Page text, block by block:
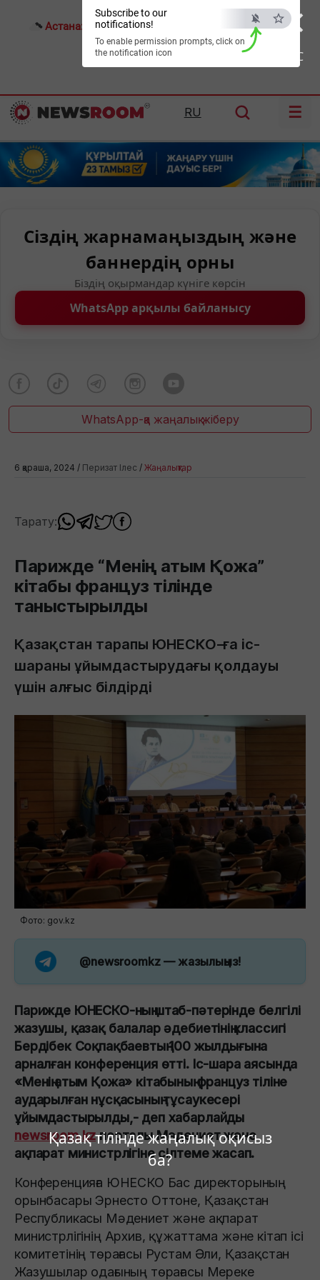
×
ESC
Қазақ тілінде жаңалық оқисыз
ба?
Subscribe to our
notifications!
To enable permission prompts, click on
the notification icon
Астана: 22°C Алматы: Шымкент:34°C
RU ☰
Сіздің жарнамаңыздың және
баннердің орны
Біздің оқырмандар күніге көрсін
WhatsApp арқылы байланысу
WhatsApp-қа жаңалық жіберу
6 қараша, 2024 / Перизат Ілес / Жаңалықтар
Тарату:
Парижде “Менің атым Қожа”
кітабы француз тілінде
таныстырылды
Қазақстан тарапы ЮНЕСКО-ға іс-
шараны ұйымдастырудағы қолдауы
үшін алғыс білдірді
Фото: gov.kz
@newsroomkz — жазылыңыз!
Парижде ЮНЕСКО-ның штаб-пәтерінде белгілі
жазушы, қазақ балалар әдебиетінің классигі
Бердібек Соқпақбаевтың 100 жылдығына
арналған конференция өтті. Іс-шара аясында
«Менің атым Қожа» кітабының француз тіліне
аударылған нұсқасының тұсаукесері
ұйымдастырылды,- деп хабарлайды
newsroom.kzпорталы Мәдениет және
ақпарат министрлігіне сілтеме жасап.
Конференцияға ЮНЕСКО Бас директорының
орынбасары Эрнесто Оттоне, Қазақстан
Республикасы Мәдениет және ақпарат
министрлігінің Архив, құжаттама және кітап ісі
комитетінің төрағасы Рустам Әли, Қазақстан
Жазушылар одағының төрағасы Мереке